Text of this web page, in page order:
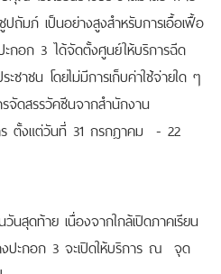
ถัมภ์ เป็นอย่างสูงสำหรับการเอื้อเฟื้อ
ะกอก 3 ได้จัดตั้งศูนย์ให้บริการฉีด
ชาชน โดยไม่มีการเก็บค่าใช้จ่ายใด ๆ
จัดสรรวัคซีนจากสำนักงาน
ตั้งแต่วันที่ 31 กรกฎาคม - 22
นสุดท้าย เนื่องจากใกล้เปิดภาคเรียน
งปะกอก 3 จะเปิดให้บริการ ณ จุด